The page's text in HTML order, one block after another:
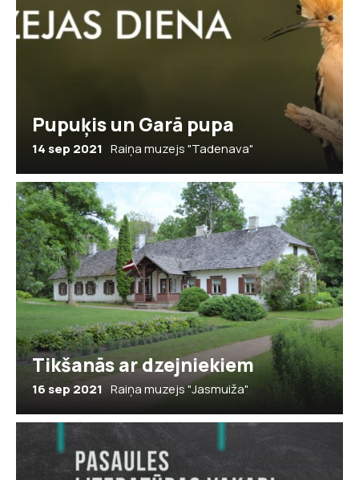
Pupuķis un Garā pupa
14 sep 2021 Raiņa muzejs "Tadenava"
Tikšanās ar dzejniekiem
16 sep 2021 Raiņa muzejs "Jasmuiža"